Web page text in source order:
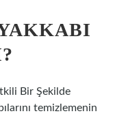
Bir Şekilde
temizlemenin